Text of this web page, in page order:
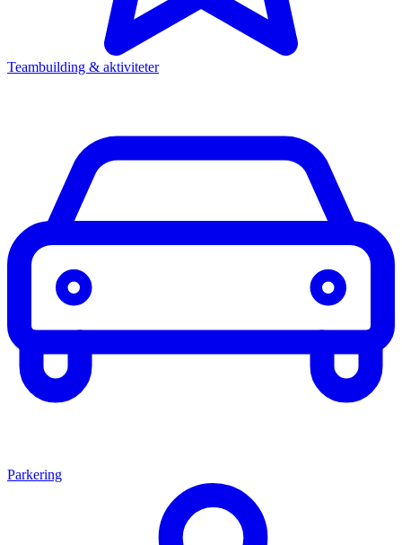
Teambuilding & aktiviteter
Parkering